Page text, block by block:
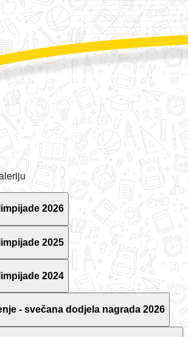
2026
2025
2024
- svečana dodjela nagrada 2026